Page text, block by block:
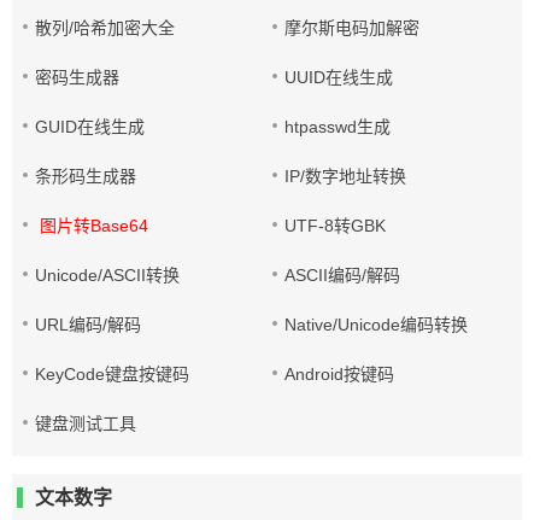
散列/哈希加密大全 摩尔斯电码加解密
密码生成器 UUID在线生成
GUID在线生成 htpasswd生成
条形码生成器 IP/数字地址转换
图片转Base64 UTF-8转GBK
Unicode/ASCII转换 ASCII编码/解码
URL编码/解码 Native/Unicode编码转换
KeyCode键盘按键码 Android按键码
键盘测试工具
文本数字